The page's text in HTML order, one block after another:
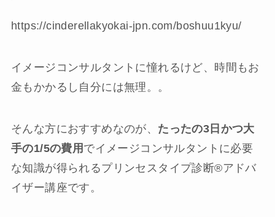
https://cinderellakyokai-jpn.com/boshuu1kyu/
イメージコンサルタントに憧れるけど、時間もお
金もかかるし自分には無理。。
そんな方におすすめなのが、 たったの3日かつ大
手の1/5の費用 でイメージコンサルタントに必要
な知識が得られるプリンセスタイプ診断®︎アドバ
イザー講座です。